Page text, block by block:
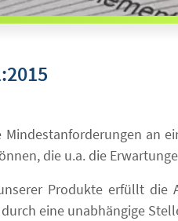
Mindestanforderungen an
die u.a. die
Produkte erfüllt die
eine unabhängige